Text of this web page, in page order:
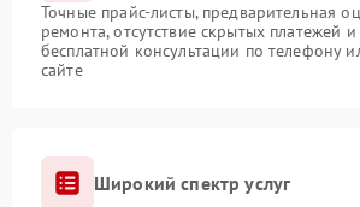
Точные прайс-листы, предварительная
ремонта, отсутствие скрытых платежей
бесплатной консультации по телефону
сайте
Широкий спектр услуг